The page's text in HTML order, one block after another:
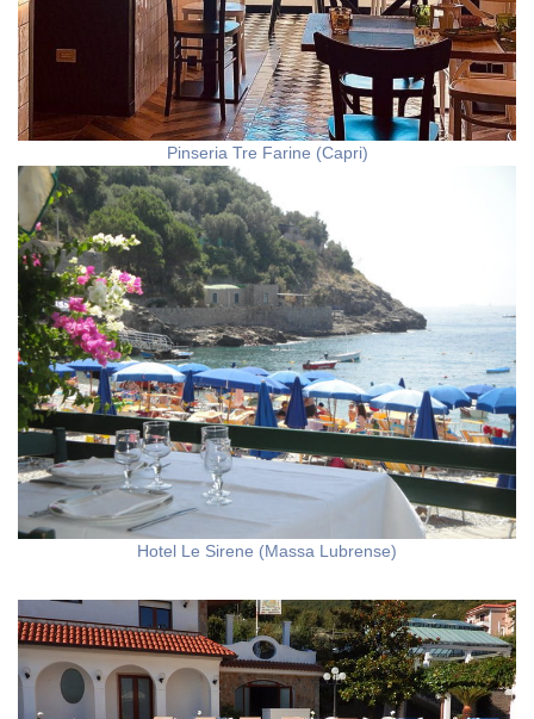
Pinseria Tre Farine (Capri)
Hotel Le Sirene (Massa Lubrense)